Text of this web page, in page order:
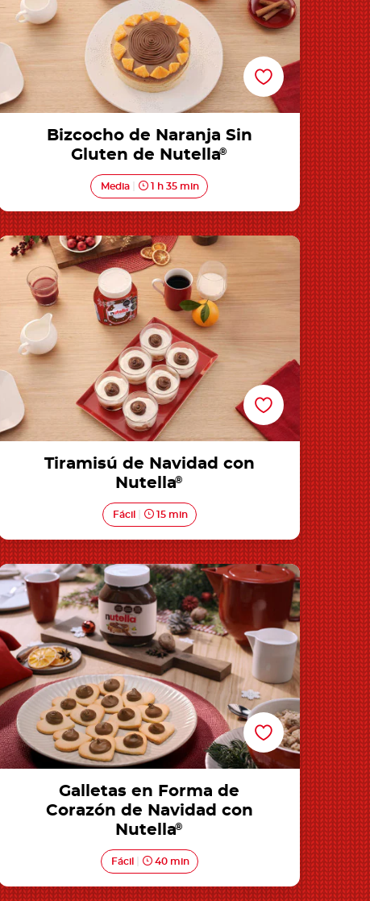
Bizcocho de Naranja Sin
Gluten de Nutella®
Media 1 h 35 min
Tiramisú de Navidad con Nutella®
Tiramisú de Navidad con
Nutella®
Fácil 15 min
Galletas en Forma de Corazón de Navidad con
Nutella®
Galletas en Forma de
Corazón de Navidad con
Nutella®
Fácil 40 min